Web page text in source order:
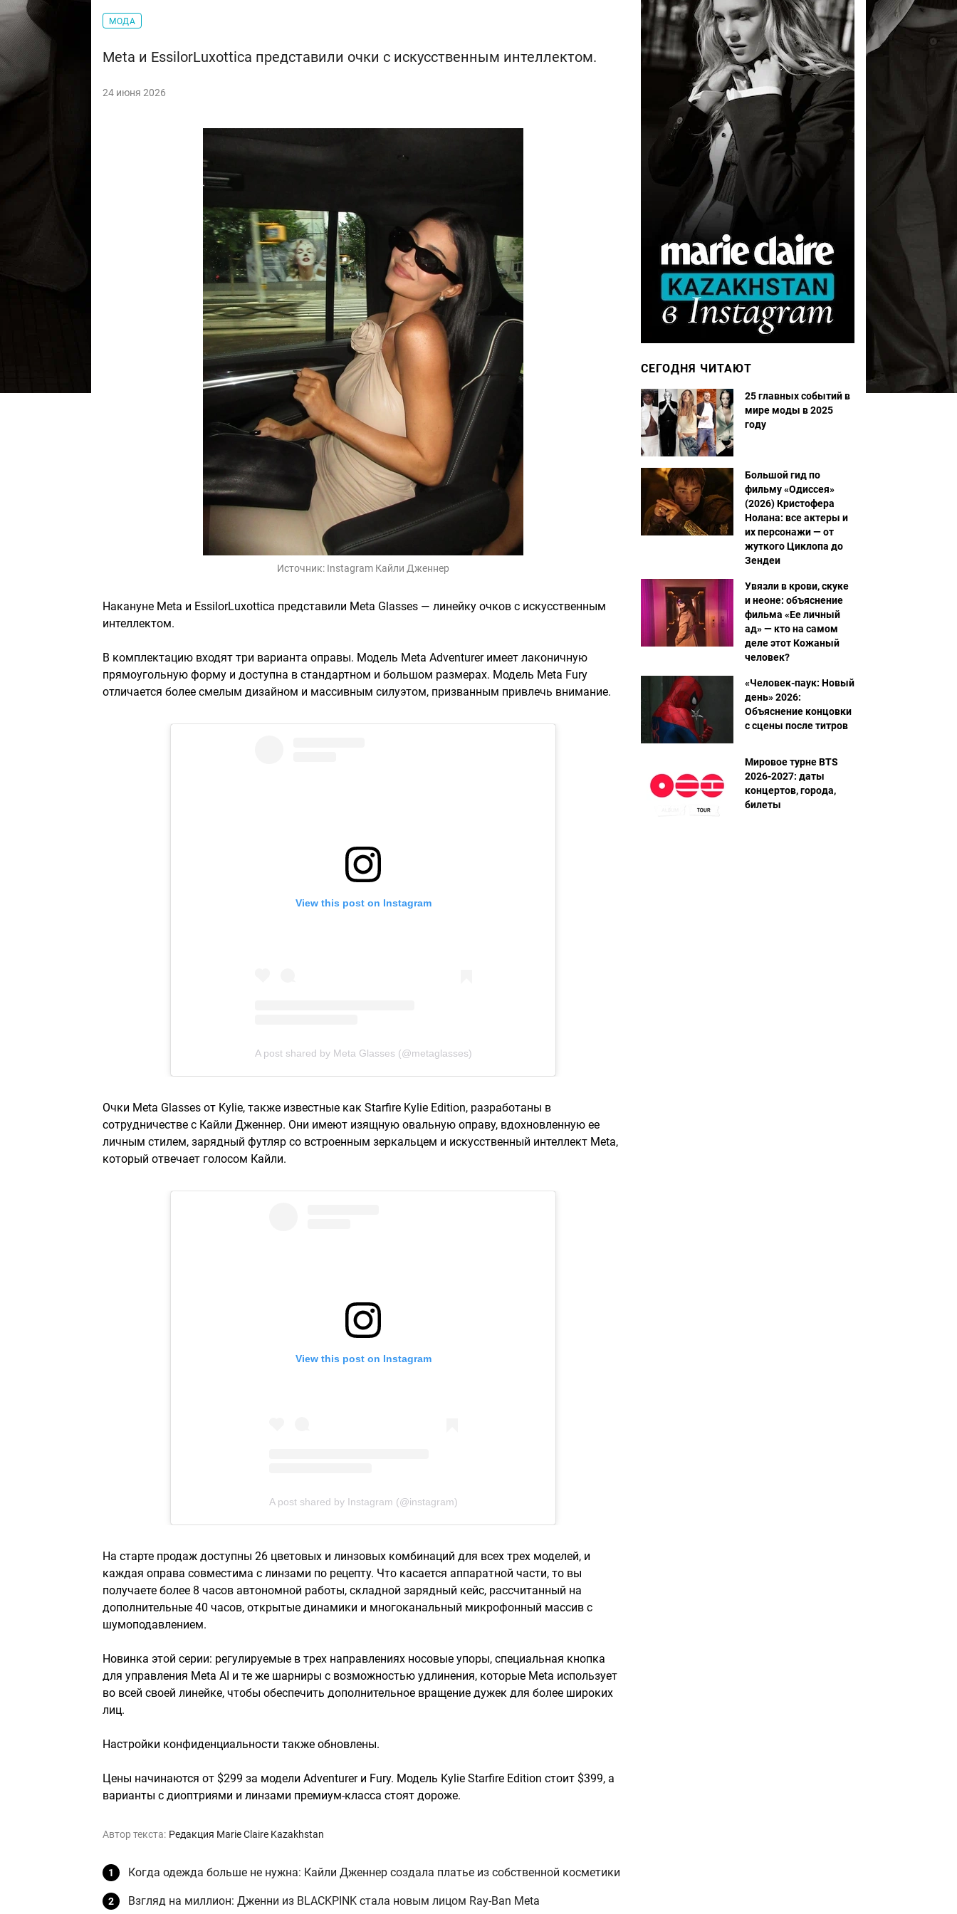
МОДА
Meta и EssilorLuxottica представили очки с искусственным интеллектом.
24 июня 2026
Источник: Instagram Кайли Дженнер
Накануне Meta и EssilorLuxottica представили Meta Glasses — линейку очков с искусственным
интеллектом.
В комплектацию входят три варианта оправы. Модель Meta Adventurer имеет лаконичную
прямоугольную форму и доступна в стандартном и большом размерах. Модель Meta Fury
отличается более смелым дизайном и массивным силуэтом, призванным привлечь внимание.
View this post on Instagram
A post shared by Meta Glasses (@metaglasses)
Очки Meta Glasses от Kylie, также известные как Starfire Kylie Edition, разработаны в
сотрудничестве с Кайли Дженнер. Они имеют изящную овальную оправу, вдохновленную ее
личным стилем, зарядный футляр со встроенным зеркальцем и искусственный интеллект Meta,
который отвечает голосом Кайли.
View this post on Instagram
A post shared by Instagram (@instagram)
На старте продаж доступны 26 цветовых и линзовых комбинаций для всех трех моделей, и
каждая оправа совместима с линзами по рецепту. Что касается аппаратной части, то вы
получаете более 8 часов автономной работы, складной зарядный кейс, рассчитанный на
дополнительные 40 часов, открытые динамики и многоканальный микрофонный массив с
шумоподавлением.
Новинка этой серии: регулируемые в трех направлениях носовые упоры, специальная кнопка
для управления Meta AI и те же шарниры с возможностью удлинения, которые Meta использует
во всей своей линейке, чтобы обеспечить дополнительное вращение дужек для более широких
лиц.
Настройки конфиденциальности также обновлены.
Цены начинаются от $299 за модели Adventurer и Fury. Модель Kylie Starfire Edition стоит $399, а
варианты с диоптриями и линзами премиум-класса стоят дороже.
Автор текста: Редакция Marie Claire Kazakhstan
Когда одежда больше не нужна: Кайли Дженнер создала платье из собственной косметики
Взгляд на миллион: Дженни из BLACKPINK стала новым лицом Ray-Ban Meta
СЕГОДНЯ ЧИТАЮТ
25 главных событий в
мире моды в 2025
году
Большой гид по
фильму «Одиссея»
(2026) Кристофера
Нолана: все актеры и
их персонажи — от
жуткого Циклопа до
Зендеи
Увязли в крови, скуке
и неоне: объяснение
фильма «Ее личный
ад» — кто на самом
деле этот Кожаный
человек?
«Человек-паук: Новый
день» 2026:
Объяснение концовки
с сцены после титров
Мировое турне BTS
2026-2027: даты
концертов, города,
билеты